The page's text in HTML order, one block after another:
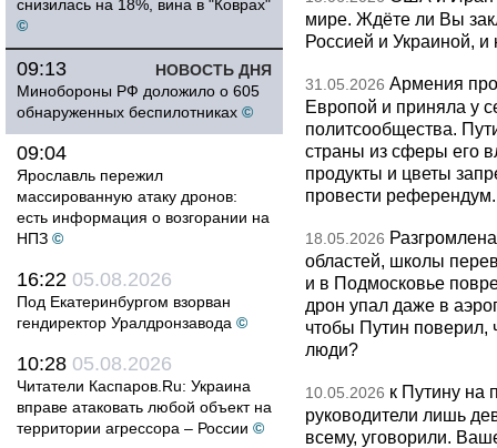
снизилась на 18%, вина в "Коврах"
©
НОВОСТЬ ДНЯ
09:13
Минобороны РФ доложило о 605
обнаруженных беспилотниках ©
09:04
Ярославль пережил
массированную атаку дронов:
есть информация о возгорании на
НПЗ ©
16:22 05.08.2026
Под Екатеринбургом взорван
гендиректор Уралдронзавода ©
10:28 05.08.2026
Читатели Каспаров.Ru: Украина
вправе атаковать любой объект на
территории агрессора – России ©
мире. Ждёте ли Вы
Россией и Украиной,
31.05.2026 Армения
Европой и приняла у
политсообщества.
страны из сферы его
продукты и цветы
провести
18.05.2026
областей, школы
и в Подмосковье
дрон упал даже в
чтобы Путин поверил,
люди?
10.05.2026 к Путину на
руководители лишь
всему, уговорили.